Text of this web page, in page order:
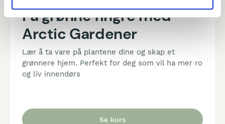
Få grønne fingre med
Arctic Gardener
Lær å ta vare på plantene dine og skap et
grønnere hjem. Perfekt for deg som vil ha mer ro
og liv innendørs
Se kurs